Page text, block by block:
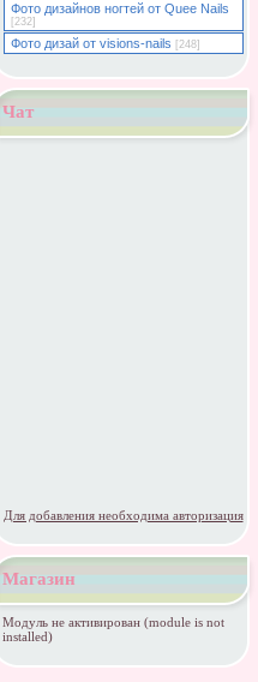
Фото дизайнов ногтей от Quee Nails
[232]
Фото дизай от visions-nails [248]
Чат
Для добавления необходима авторизация
Магазин
Модуль не активирован (module is not
installed)